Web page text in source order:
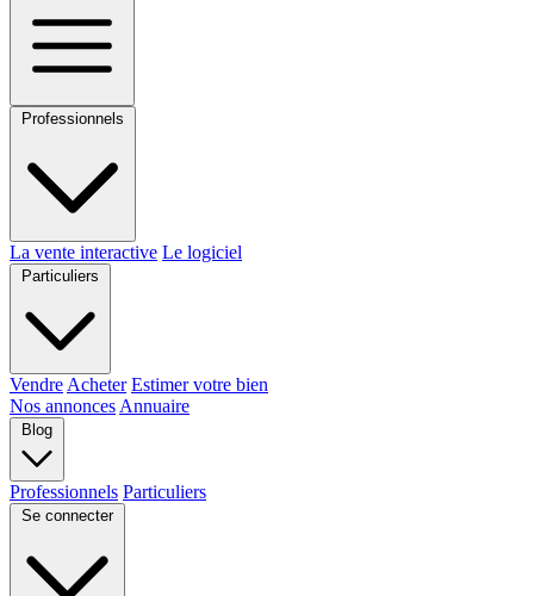
Professionnels
La vente interactive Le logiciel
Particuliers
Vendre Acheter Estimer votre bien
Nos annonces Annuaire
Blog
Professionnels Particuliers
Se connecter